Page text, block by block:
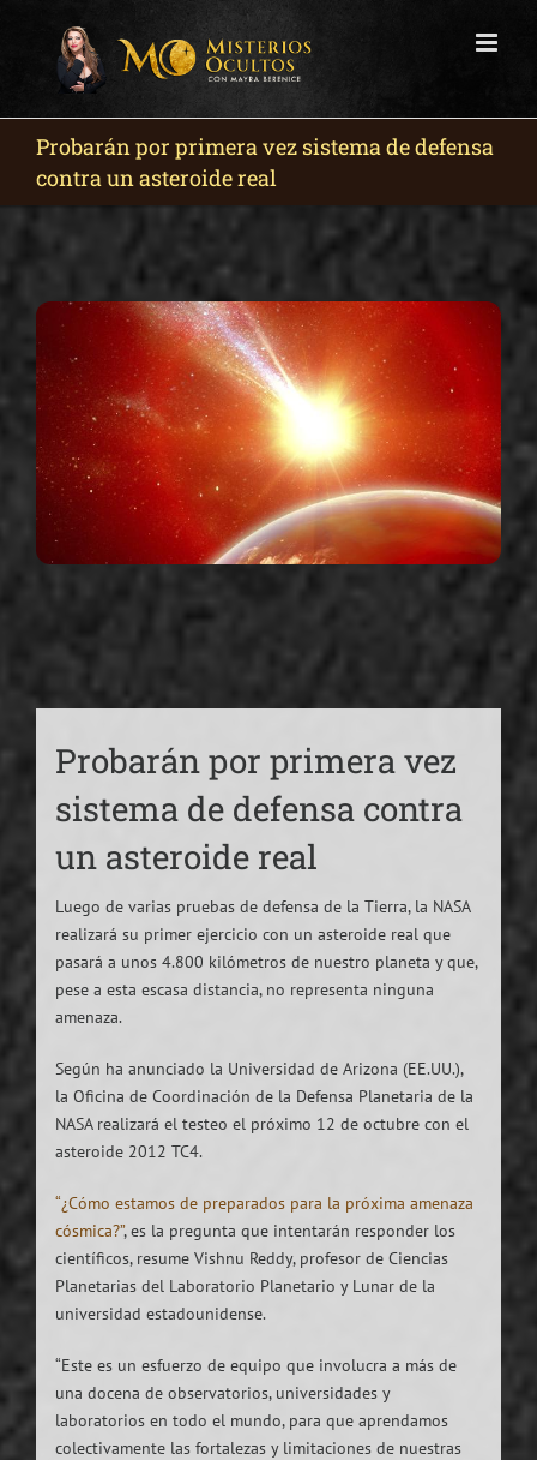
Probarán por primera vez sistema de defensa
contra un asteroide real
Probarán por primera vez
sistema de defensa contra
un asteroide real
Luego de varias pruebas de defensa de la Tierra, la NASA
realizará su primer ejercicio con un asteroide real que
pasará a unos 4.800 kilómetros de nuestro planeta y que,
pese a esta escasa distancia, no representa ninguna
amenaza.
Según ha anunciado la Universidad de Arizona (EE.UU.),
la Oficina de Coordinación de la Defensa Planetaria de la
NASA realizará el testeo el próximo 12 de octubre con el
asteroide 2012 TC4.
“¿Cómo estamos de preparados para la próxima amenaza
cósmica?”, es la pregunta que intentarán responder los
científicos, resume Vishnu Reddy, profesor de Ciencias
Planetarias del Laboratorio Planetario y Lunar de la
universidad estadounidense.
“Este es un esfuerzo de equipo que involucra a más de
una docena de observatorios, universidades y
laboratorios en todo el mundo, para que aprendamos
colectivamente las fortalezas y limitaciones de nuestras